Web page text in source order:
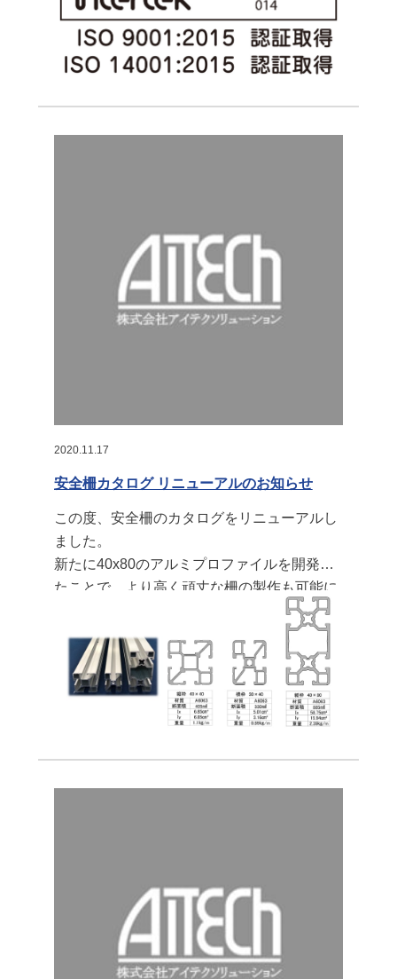
2020.11.17
安全柵カタログ リニューアルのお知らせ
この度、安全柵のカタログをリニューアルし
ました。
新たに40x80のアルミプロファイルを開発し
たことで、より高く頑丈な柵の製作も可能に
なりました。 また、多様なお客様のご要望に
お答えすべくパネル材を追加しております。
透過率表をご参考に、用途に沿った材料をお
選び頂けます。
も随時拡充しております。
今後とも是非お問い合わせをお待ちしており